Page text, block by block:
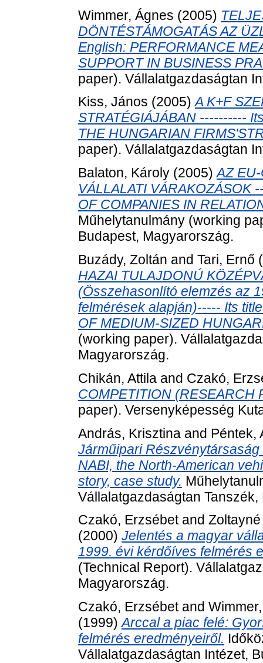
Wimmer, Ágnes (2005)
DÖNTÉSTÁMOGATÁS AZ
English: PERFORMANCE
SUPPORT IN BUSINESS
paper). Vállalatgazdaságtan
Kiss, János (2005)A K+F
STRATÉGIÁJÁBAN ----------
THE HUNGARIAN
paper). Vállalatgazdaságtan
Balaton, Károly (2005)AZ
VÁLLALATI VÁRAKOZÁSOK
OF COMPANIES IN
Műhelytanulmány (working
Budapest, Magyarország.
Buzády, Zoltán and Tari, Ernő
HAZAI TULAJDONÚ
(Összehasonlító elemzés az
felmérések alapján)----- Its
OF MEDIUM-SIZED
(working paper).
Magyarország.
Chikán, Attila and Czakó,
COMPETITION (RESEARCH
paper). Versenyképesség
András, Krisztina and Péntek,
Járműipari
NABI, the North-American
story, case study.
Vállalatgazdaságtan Tanszék,
Czakó, Erzsébetand
(2000) Jelentés a magyar
1999. évi kérdőíves felmérés
(Technical Report).
Magyarország.
Czakó, Erzsébetand
(1999)Arccal a piac felé:
felmérés eredményeiről.
Vállalatgazdaságtan Intézet,